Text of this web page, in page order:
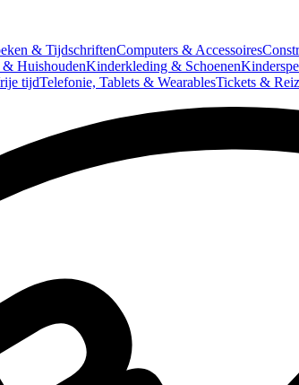
& TijdschriftenComputers & Accessoires
HuishoudenKinderkleding & Schoenen
tijdTelefonie, Tablets & WearablesTickets &